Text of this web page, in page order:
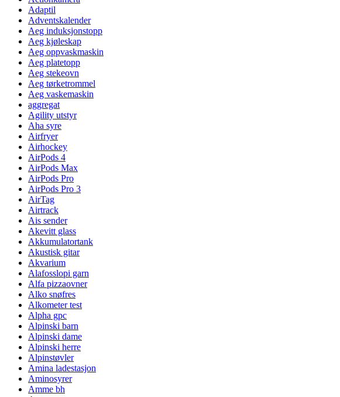
Adaptil
Adventskalender
Aeg induksjonstopp
Aeg kjøleskap
Aeg oppvaskmaskin
Aeg platetopp
Aeg stekeovn
Aeg tørketrommel
Aeg vaskemaskin
aggregat
Agility utstyr
Aha syre
Airfryer
Airhockey
AirPods 4
AirPods Max
AirPods Pro
AirPods Pro 3
AirTag
Airtrack
Ais sender
Akevitt glass
Akkumulatortank
Akustisk gitar
Akvarium
Alafosslopi garn
Alfa pizzaovner
Alko snøfres
Alkometer test
Alpha gpc
Alpinski barn
Alpinski dame
Alpinski herre
Alpinstøvler
Amina ladestasjon
Aminosyrer
Amme bh